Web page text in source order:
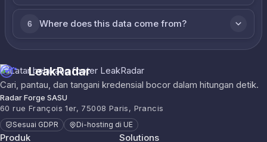
6 Where does this data come from?
LeakRadar
Cari, pantau, dan tangani kredensial bocor dalam hitungan detik.
Radar Forge SASU
60 rue François 1er, 75008 Paris, Prancis
Sesuai GDPR Di-hosting di UE
Produk Solutions